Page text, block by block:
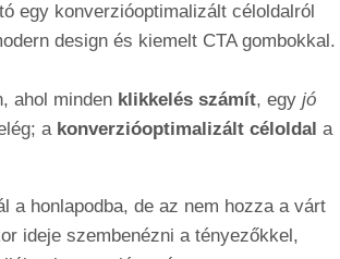
ahol minden klikkelés számít, egy jó
a konverzióoptimalizált céloldal a
a honlapodba, de az nem hozza a várt
ideje szembenézni a tényezőkkel,